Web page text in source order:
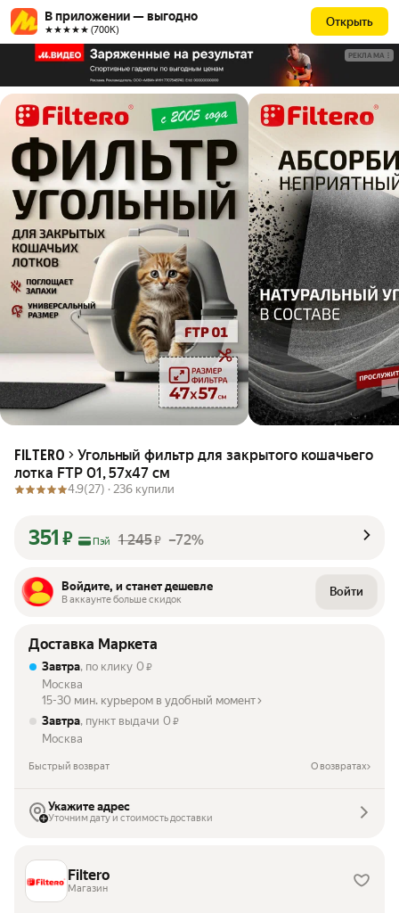
В приложении — выгодно
★★★★★ (700К)
Открыть
РЕКЛАМА
FILTERO
Угольный фильтр для закрытого кошачьего
лотка FTP 01, 57х47 см
4.9(27) · 236 купили
351 ₽ Пэй 1 245₽ –72%
Войдите, и станет дешевле
В аккаунте больше скидок
Войти
Доставка Маркета
Завтра, по клику 0 ₽
Москва
15-30 мин. курьером в удобный момент
Завтра, пункт выдачи 0 ₽
Москва
Быстрый возврат О возвратах
Укажите адрес
Уточним дату и стоимость доставки
Filtero
Магазин